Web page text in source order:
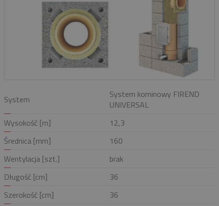
System
System kominowy FIREND
UNIVERSAL
Wysokość [m]
12,3
Średnica [mm]
160
Wentylacja [szt.]
brak
Długość [cm]
36
Szerokość [cm]
36